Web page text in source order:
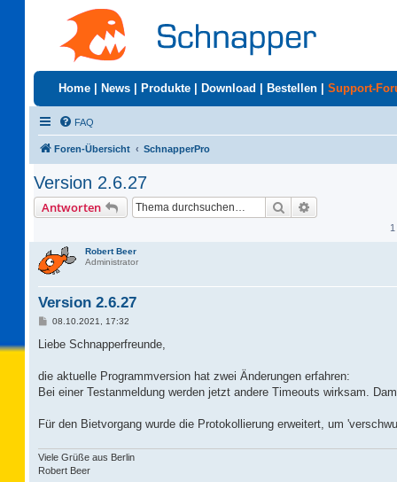
Home News Produkte Download Bestellen Support-
FAQ
Foren-Übersicht SchnapperPro
Version 2.6.27
Antworten Suche
Robert Beer
Administrator
Version 2.6.27
B
i
a
08.10.2021, 17:32
Liebe Schnapperfreunde,
die aktuelle Programmversion hat zwei Änderungen erfahren:
Bei einer Testanmeldung werden jetzt andere Timeouts wirksam.
Für den Bietvorgang wurde die Protokollierung erweitert, um
Viele Grüße aus Berlin
Robert Beer